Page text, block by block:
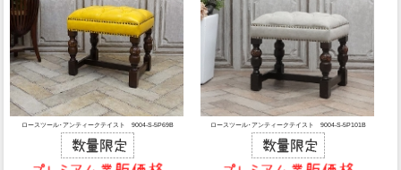
ロースツール･アンティークテイスト 9004-S-5P69B ロースツール･アンティークテイスト 9004-S-5P101B